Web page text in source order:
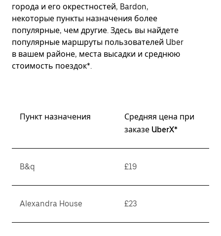
города и его окрестностей, Bardon,
некоторые пункты назначения более
популярные, чем другие. Здесь вы найдете
популярные маршруты пользователей Uber
в вашем районе, места высадки и среднюю
стоимость поездок*.
Пункт назначения
Средняя цена при
заказе UberX*
B&q £19
Alexandra House £23